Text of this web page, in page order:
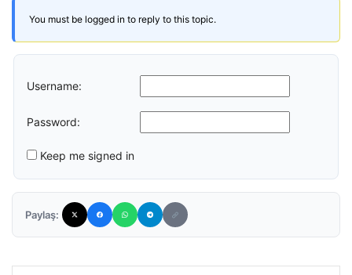
You must be logged in to reply to this topic.
Username:
Password:
Keep me signed in
Paylaş: